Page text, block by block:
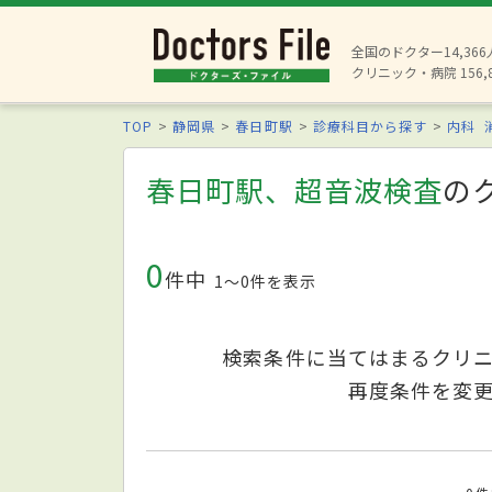
全国のドクター14,366
クリニック・病院
TOP 静岡県 春日町駅 診療科目から探す 内科
春日町駅、超音波検査の
0件中 1〜0件を表示
検索条件に当てはまるクリ
再度条件を変